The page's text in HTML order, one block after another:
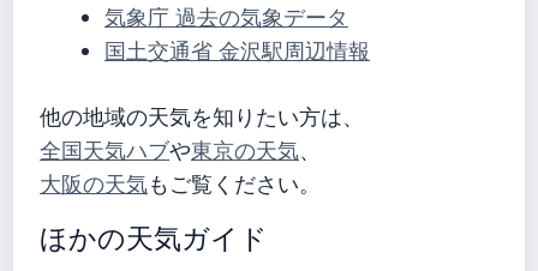
気象庁 過去の気象データ
国土交通省 金沢駅周辺情報
他の地域の天気を知りたい方は、
全国天気ハブや東京の天気、
大阪の天気もご覧ください。
ほかの天気ガイド